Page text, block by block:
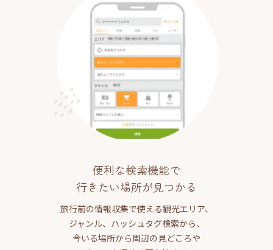
便利な検索機能で
行きたい場所が見つかる
旅行前の情報収集で使える観光エリア、
ジャンル、ハッシュタグ検索から、
今いる場所から周辺の見どころや